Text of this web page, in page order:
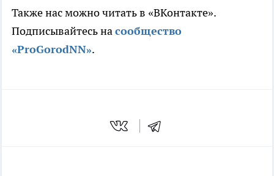
Также нас можно читать в «ВКонтакте».
Подписывайтесь насообщество
«ProGorodNN».